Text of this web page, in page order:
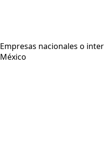
Empresas nacionales o
México